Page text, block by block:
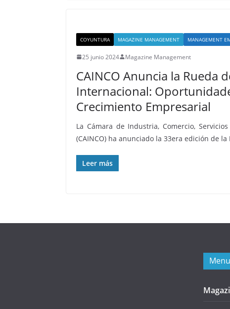
COYUNTURA MAGAZINE MANAGEMENT MANAGEMENT
25 junio 2024 Magazine Management
CAINCO Anuncia la Rueda
Internacional:
Crecimiento Empresarial
La Cámara de Industria, Comercio,
(CAINCO) ha anunciado la 33era edición de la
Leer más
Menu